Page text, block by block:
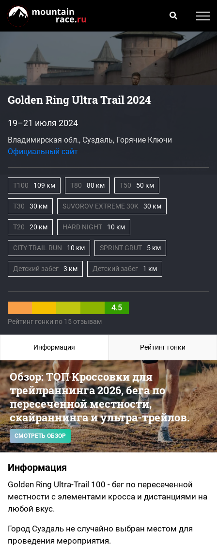
Golden Ring Ultra Trail 2024
4.5
Рейтинг гонки по 15 отзывам
19–21 июля 2024
Владимирская обл., Суздаль, Горячие Ключи
Официальный сайт
T100 109 км T80 80 км T50 50 км
T30 30 км SUVOROV EXTREME 30K 30 км
T20 20 км HARD NIGHT 10 км
CITY TRAIL RUN 10 км SPRINT GRUT 5 км
Детский забег 3 км Детский забег 1 км
Обзор: ТОП Кроссовки для
трейлраннинга 2026, бега по
пересеченной местности,
скайраннинга и ультра-трейлов.
СМОТРЕТЬ ОБЗОР
Информация
Golden Ring Ultra-Trail 100 - бег по пересеченной
местности с элементами кросса и дистанциями на
любой вкус.
Город Суздаль не случайно выбран местом для
проведения мероприятия.
Информация Рейтинг гонки